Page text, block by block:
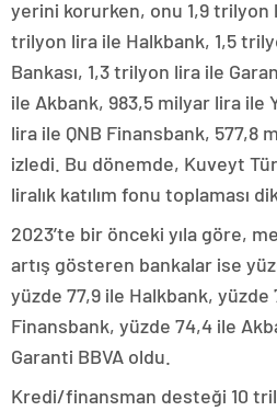
yerini korurken, onu 1,9 trilyon
trilyon lira ile Halkbank, 1,5
Bankası, 1,3 trilyon lira ile
ile Akbank, 983,5 milyar lira ile
lira ile QNB Finansbank, 577,8
izledi. Bu dönemde, Kuveyt
liralık katılım fonu toplaması
2023’te bir önceki yıla göre,
artış gösteren bankalar ise
yüzde 77,9 ile Halkbank, yüzde
Finansbank, yüzde 74,4 ile
Garanti BBVA oldu.
Kredi/finansman desteği 10